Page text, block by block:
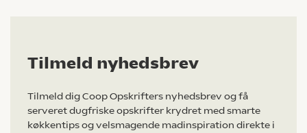
Tilmeld nyhedsbrev
Tilmeld dig Coop Opskrifters nyhedsbrev og få
serveret dugfriske opskrifter krydret med smarte
køkkentips og velsmagende madinspiration direkte i